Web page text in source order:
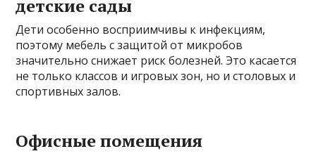
детские сады
Дети особенно восприимчивы к инфекциям,
поэтому мебель с защитой от микробов
значительно снижает риск болезней. Это касается
не только классов и игровых зон, но и столовых и
спортивных залов.
Офисные помещения